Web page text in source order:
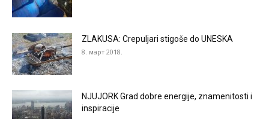
ZLAKUSA: Crepuljari stigoše do UNESKA
8. март 2018.
NJUJORK Grad dobre energije, znamenitosti i
inspiracije